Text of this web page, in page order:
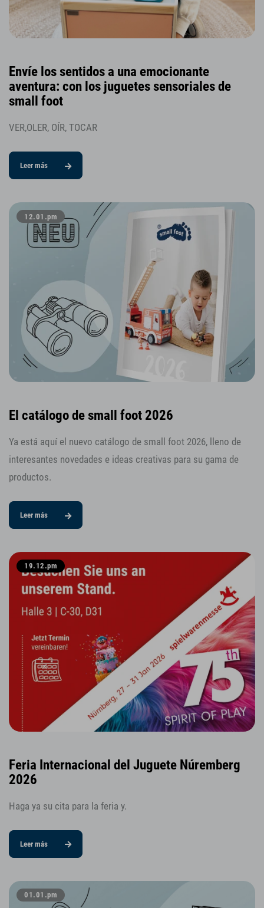
Envíe los sentidos a una emocionante
aventura: con los juguetes sensoriales de
small foot
VER,OLER, OÍR, TOCAR
Leer más
12.01.pm
El catálogo de small foot 2026
Ya está aquí el nuevo catálogo de small foot 2026, lleno de
interesantes novedades e ideas creativas para su gama de
productos.
Leer más
19.12.pm
Feria Internacional del Juguete Núremberg
2026
Haga ya su cita para la feria y.
Leer más
01.01.pm